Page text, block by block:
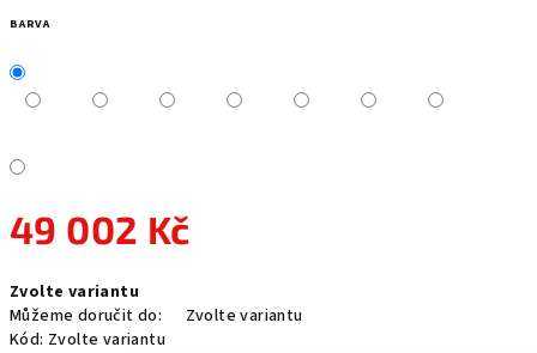
BARVA
49 002 Kč
cena:
Zvolte variantu
Můžeme doručit do:
Zvolte variantu
Kód: Zvolte variantu